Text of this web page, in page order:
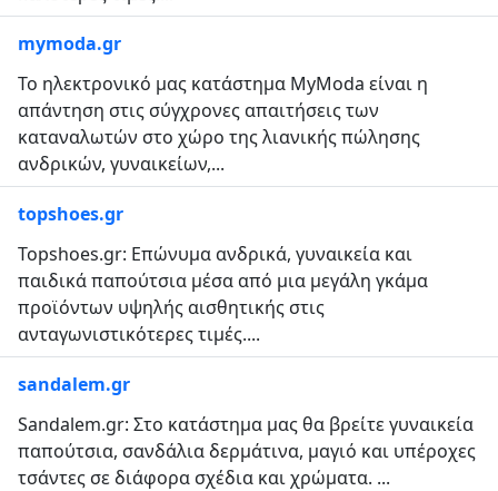
mymoda.gr
Το ηλεκτρονικό μας κατάστημα MyModa είναι η
απάντηση στις σύγχρονες απαιτήσεις των
καταναλωτών στο χώρο της λιανικής πώλησης
ανδρικών, γυναικείων,...
topshoes.gr
Topshoes.gr: Επώνυμα ανδρικά, γυναικεία και
παιδικά παπούτσια μέσα από μια μεγάλη γκάμα
προϊόντων υψηλής αισθητικής στις
ανταγωνιστικότερες τιμές....
sandalem.gr
Sandalem.gr: Στο κατάστημα μας θα βρείτε γυναικεία
παπούτσια, σανδάλια δερμάτινα, μαγιό και υπέροχες
τσάντες σε διάφορα σχέδια και χρώματα. ...